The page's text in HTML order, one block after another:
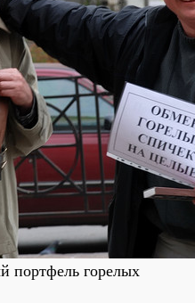
портфель горелых